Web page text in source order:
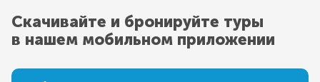
Скачивайте и бронируйте туры
в нашем мобильном приложении